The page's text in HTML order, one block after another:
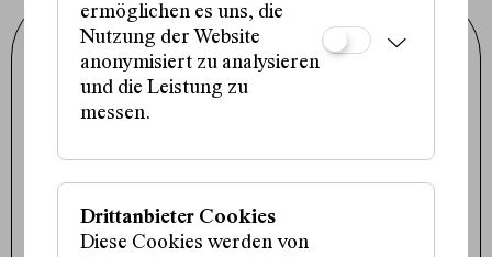
Schauspielhaus Wien GmbH
Porzellangasse 19
1090 Wien
+43 1 317 01 01
office@schauspielhaus.at
Presse / Downloads
Instagram
Facebook
Tiktok
ermöglichen es uns, die
Nutzung der Website
anonymisiert zu analysieren
und die Leistung zu
messen.
Drittanbieter Cookies
Diese Cookies werden von